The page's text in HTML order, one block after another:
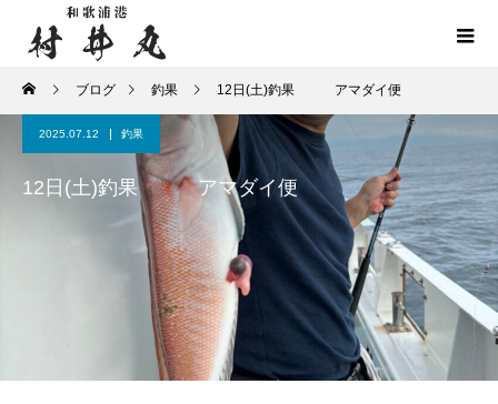
ブログ 釣果 12日(土)釣果 アマダイ便
2025.07.12 釣果
12日(土)釣果 アマダイ便